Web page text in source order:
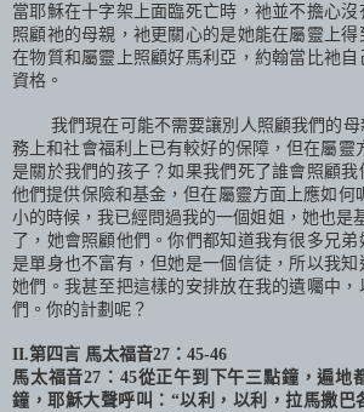
當耶穌在十字架上面臨死亡時，祂並不擔心
照顧祂的母親，衪更關心的是她能在屬靈上得
在物質和屬靈上照顧好馬利亞，約翰當比祂
資格。
我們現在可能不需要讓別人照顧我們的
務上和社會福利上已有較好的保障，但在屬靈
是關於我們的孩子？如果我們死了誰會照顧
他們提供保險和基金，但在屬靈方面上應如何
小的時候，我已經問過我的一個姐姐，她也是
了，她會照顧他們。你們都知道我有很多兄
是單身也不富有，但她是一個信徒，所以我
她們。我甚至把這樣的安排放在我的遺囑中
們。你的計劃呢？
II.第四言 馬太福音27 ： 45-46
馬太福音27 ： 45從正午到下午三點鐘，遍地
鐘，耶穌大聲呼叫：“以利，以利，拉馬撒巴